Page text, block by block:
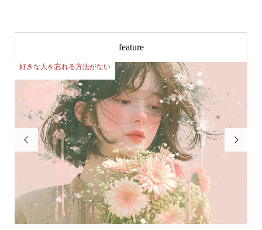
feature

好きな人を忘れる方法がない
